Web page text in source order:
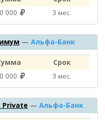
000 3 мес.
— Альфа-Банк
Срок
000 3 мес.
— Альфа-Банк